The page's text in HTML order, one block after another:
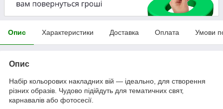
Опис Характеристики Доставка Оплата Умови
Опис
Набір кольорових накладних вій — ідеально, для створення
різних образів. Чудово підійдуть для тематичних свят,
карнавалів або фотосесії.